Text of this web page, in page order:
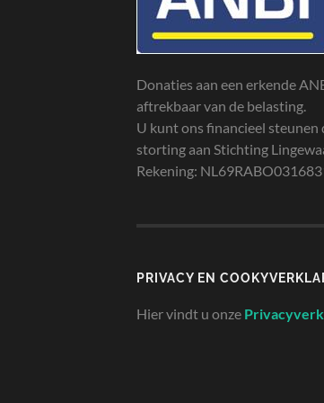
Donaties aan een erkende
aftrekbaar van de belasting.
U kunt ons financieel steunen
storting aan Stichting
Rekening:
PRIVACY EN
Hier vindt u onze